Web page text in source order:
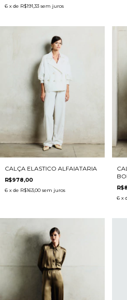
6 x de R$191,33 sem juros
CALÇA ELASTICO ALFAIATARIA
R$978,00
6 x de R$163,00 sem juros
6 x